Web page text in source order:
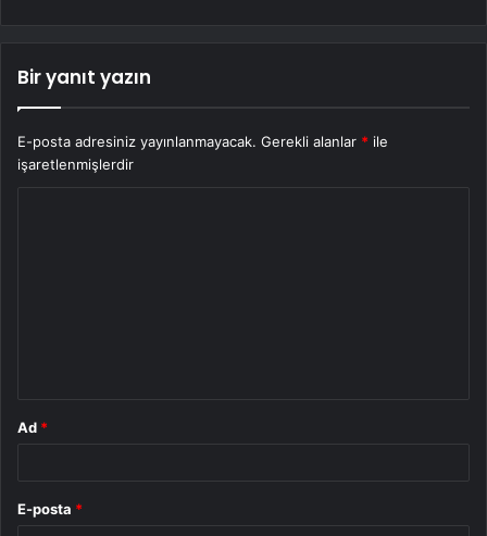
Bir yanıt yazın
E-posta adresiniz yayınlanmayacak. Gerekli alanlar * ile
işaretlenmişlerdir
Ad *
E-posta *